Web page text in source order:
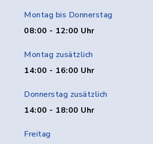
Montag bis Donnerstag
08:00 - 12:00 Uhr
Montag zusätzlich
14:00 - 16:00 Uhr
Donnerstag zusätzlich
14:00 - 18:00 Uhr
Freitag